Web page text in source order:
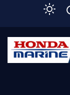
Početna